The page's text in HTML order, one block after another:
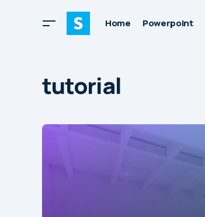
Home Powerpoint
tutorial